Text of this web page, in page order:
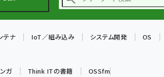
仲間と築いた勝利の絆
テナ IoT／組み込み システム開発 OS
ガ Think ITの書籍 OSSfm